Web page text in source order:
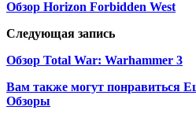
Обзор Horizon Forbidden West
Следующая запись
Обзор Total War: Warhammer 3
Вам также могут понравиться
Обзоры